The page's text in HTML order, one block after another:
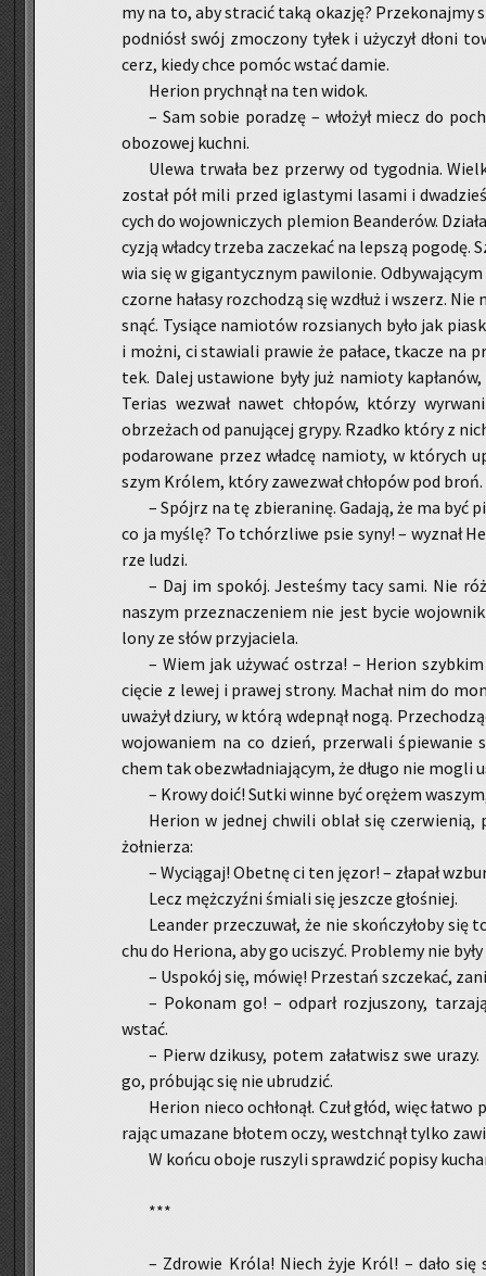
my na to, aby stra­cić taką oka­zję? Prze­ko­naj­my
pod­niósł swój zmo­czo­ny tyłek i uży­czył
cerz, kiedy chce pomóc wstać damie.
He­rion prych­nął na ten widok.
– Sam sobie po­ra­dzę – wło­żył miecz do
obo­zo­wej kuch­ni.
Ulewa trwa­ła bez prze­rwy od ty­go­dnia.
zo­stał pół mili przed igla­sty­mi la­sa­mi i
cych do wo­jow­ni­czych ple­mion Be­an­de­rów.
cy­zją wład­cy trze­ba za­cze­kać na lep­szą
wia się w gi­gan­tycz­nym pa­wi­lo­nie.
czor­ne ha­ła­sy roz­cho­dzą się wzdłuż i wszerz.
snąć. Ty­sią­ce na­mio­tów roz­sia­nych było jak
i możni, ci sta­wia­li pra­wie że pa­ła­ce, tka­cze na
tek. Dalej usta­wio­ne były już na­mio­ty
Te­rias we­zwał nawet chło­pów, któ­rzy
obrze­żach od pa­nu­ją­cej grypy. Rzad­ko który z
po­da­ro­wa­ne przez wład­cę na­mio­ty, w któ­rych
szym Kró­lem, który za­we­zwał chło­pów pod broń.
– Spójrz na tę zbie­ra­ni­nę. Ga­da­ją, że ma być
co ja myślę? To tchórz­li­we psie syny! – wy­znał
rze ludzi.
– Daj im spo­kój. Je­ste­śmy tacy sami. Nie
na­szym prze­zna­cze­niem nie jest bycie
lo­ny ze słów przy­ja­cie­la.
– Wiem jak uży­wać ostrza! – He­rion
cię­cie z lewej i pra­wej stro­ny. Ma­chał nim do
uwa­żył dziu­ry, w którą wdep­nął nogą.
wo­jo­wa­niem na co dzień, prze­rwa­li
chem tak obez­wład­nia­ją­cym, że długo nie mogli
– Krowy doić! Sutki winne być orę­żem
He­rion w jed­nej chwi­li oblał się czer­wie­nią,
żoł­nie­rza:
– Wy­cią­gaj! Obe­tnę ci ten jęzor! – zła­pał
Lecz męż­czyź­ni śmia­li się jesz­cze gło­śniej.
Le­an­der prze­czu­wał, że nie skoń­czy­ło­by
chu do He­rio­na, aby go uci­szyć. Pro­ble­my nie
– Uspo­kój się, mówię! Prze­stań szcze­kać,
– Po­ko­nam go! – od­parł roz­ju­szo­ny,
wstać.
– Pierw dzi­ku­sy, potem za­ła­twisz swe
go, pró­bu­jąc się nie ubru­dzić.
He­rion nieco ochło­nął. Czuł głód, więc
ra­jąc uma­za­ne bło­tem oczy, wes­tchnął tylko
W końcu oboje ru­szy­li spraw­dzić po­pi­sy
***
– Zdro­wie Króla! Niech żyje Król! – dało się